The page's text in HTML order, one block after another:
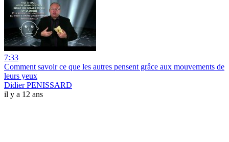
7:33
Comment savoir ce que les autres pensent grâce aux mouvements de
leurs yeux
Didier PENISSARD
il y a 12 ans